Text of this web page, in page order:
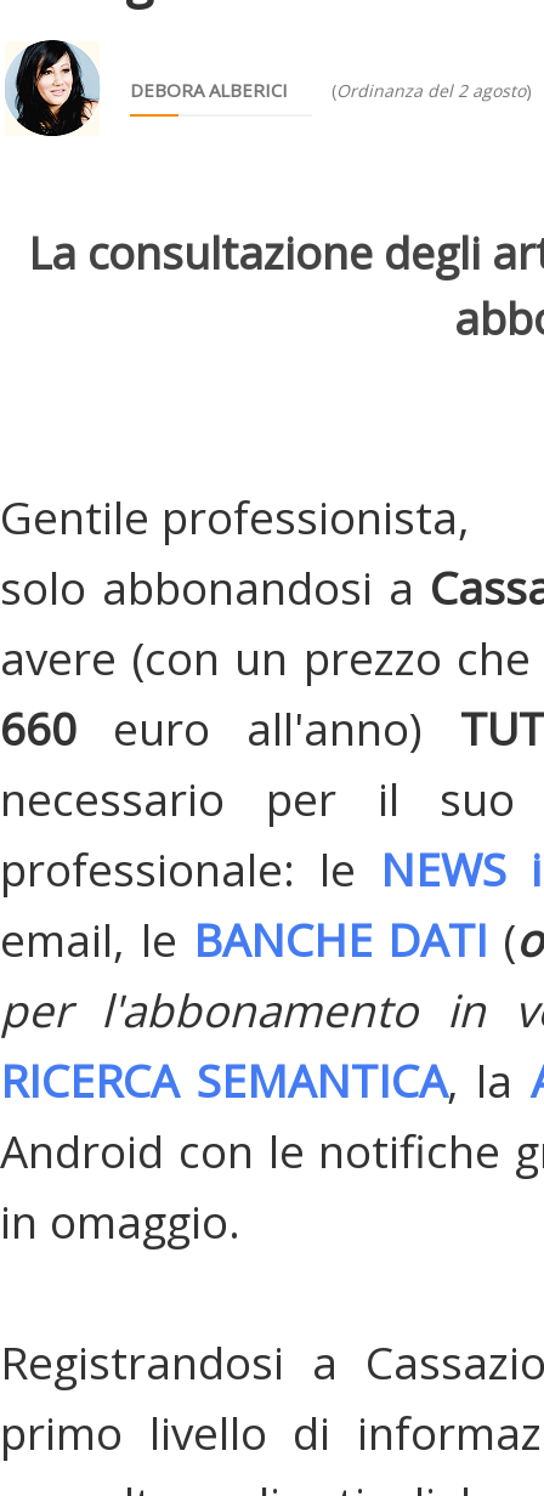
DEBORA ALBERICI (Ordinanza del 2 agosto)
La consultazione degli
Gentile professionista,
solo abbonandosi a
avere (con un prezzo
660 euro all'anno)
necessario per il suo
professionale: le
email, le BANCHE DATI (
per l'abbonamento in
RICERCA SEMANTICA, la
Android con le notifiche
in omaggio.
Registrandosi a
primo livello di